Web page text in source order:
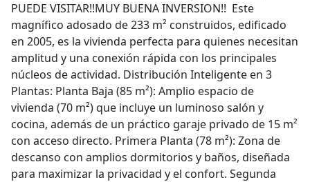
PUEDE VISITAR!!MUY BUENA INVERSION!! Este
magnífico adosado de 233 m² construidos, edificado
en 2005, es la vivienda perfecta para quienes necesitan
amplitud y una conexión rápida con los principales
núcleos de actividad. Distribución Inteligente en 3
Plantas: Planta Baja (85 m²): Amplio espacio de
vivienda (70 m²) que incluye un luminoso salón y
cocina, además de un práctico garaje privado de 15 m²
con acceso directo. Primera Planta (78 m²): Zona de
descanso con amplios dormitorios y baños, diseñada
para maximizar la privacidad y el confort. Segunda